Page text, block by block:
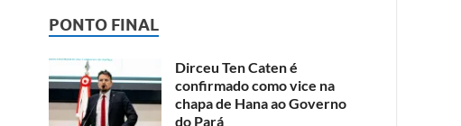
PONTO FINAL
Dirceu Ten Caten é
confirmado como vice na
chapa de Hana ao Governo
do Pará